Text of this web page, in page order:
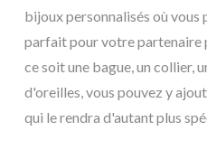
bijoux personnalisés où
parfait pour votre partenaire
ce soit une bague, un collier,
d'oreilles, vous pouvez y
qui le rendra d'autant plus